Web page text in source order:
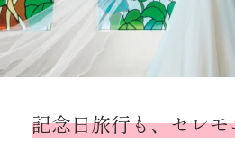
記念日旅行も、セレ